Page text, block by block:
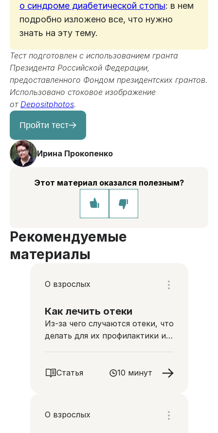
о синдроме диабетической стопы: в нем
подробно изложено все, что нужно
знать на эту тему.
Тест подготовлен с использованием гранта
Президента Российской Федерации,
предоставленного Фондом президентских грантов.
Использовано стоковое изображение
от Depositphotos.
Пройти тест
Ирина Прокопенко
Этот материал оказался полезным?
Рекомендуемые
материалы
О взрослых
Как лечить отеки
Из-за чего случаются отеки, что
делать для их профилактики и
Статья 10 минут
О взрослых